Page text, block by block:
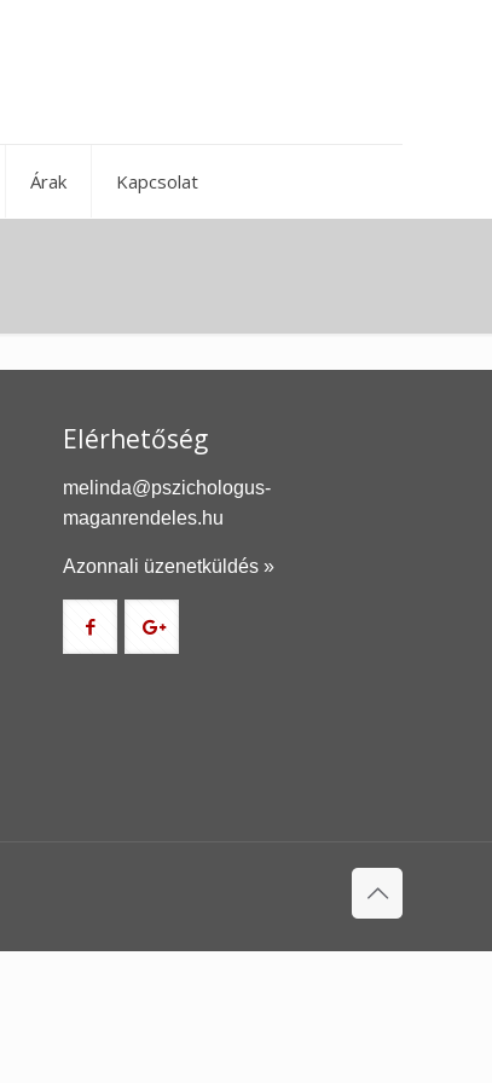
Árak Kapcsolat
Elérhetőség
melinda@pszichologus-
maganrendeles.hu
Azonnali üzenetküldés »